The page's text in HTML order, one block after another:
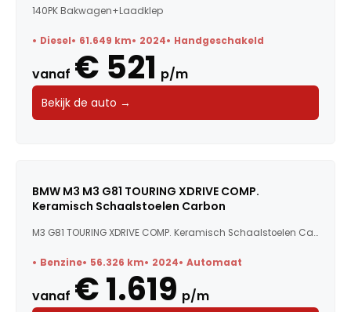
140PK Bakwagen+Laadklep
Diesel 61.649 km 2024 Handgeschakeld
vanaf € 521 p/m
Bekijk de auto →
BMW M3 M3 G81 TOURING XDRIVE COMP.
Keramisch Schaalstoelen Carbon
M3 G81 TOURING XDRIVE COMP. Keramisch Schaalstoelen Carbo...
Benzine 56.326 km 2024 Automaat
vanaf € 1.619 p/m